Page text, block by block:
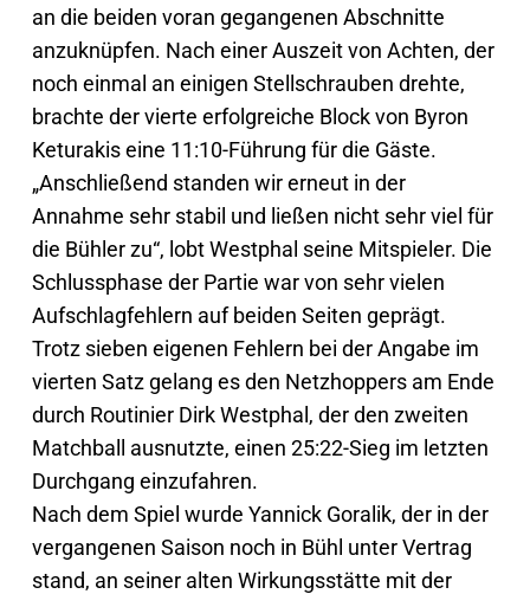
an die beiden voran gegangenen Abschnitte
anzuknüpfen. Nach einer Auszeit von Achten, der
noch einmal an einigen Stellschrauben drehte,
brachte der vierte erfolgreiche Block von Byron
Keturakis eine 11:10-Führung für die Gäste.
„Anschließend standen wir erneut in der
Annahme sehr stabil und ließen nicht sehr viel für
die Bühler zu“, lobt Westphal seine Mitspieler. Die
Schlussphase der Partie war von sehr vielen
Aufschlagfehlern auf beiden Seiten geprägt.
Trotz sieben eigenen Fehlern bei der Angabe im
vierten Satz gelang es den Netzhoppers am Ende
durch Routinier Dirk Westphal, der den zweiten
Matchball ausnutzte, einen 25:22-Sieg im letzten
Durchgang einzufahren.
Nach dem Spiel wurde Yannick Goralik, der in der
vergangenen Saison noch in Bühl unter Vertrag
stand, an seiner alten Wirkungsstätte mit der